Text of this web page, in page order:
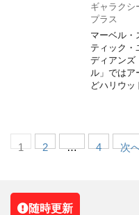
ギャラクシ
プラス
マーベル・
ティック・
ディアンズ
ル」ではア
どハリウッ
1 2 … 4 次
随時更新